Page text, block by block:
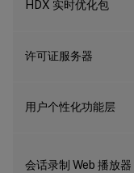
HDX 实时优化包
许可证服务器
用户个性化功能层
会话录制 Web 播放器